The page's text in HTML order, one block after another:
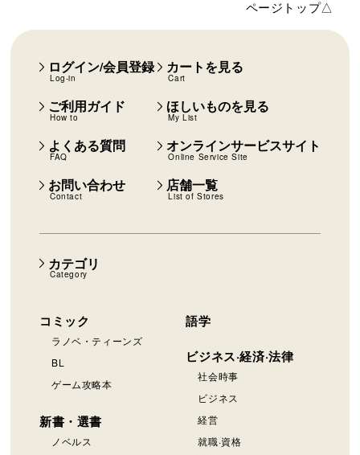
ページトップ△
カテゴリ
Category
コミック
ラノベ・ティーンズ
BL
ゲーム攻略本
新書・選書
ノベルス
語学
ビジネス·経済·法律
社会時事
ビジネス
経営
就職·資格
ログイン/会員登録
Log-in
カートを見る
Cart
ご利用ガイド
How to
ほしいものを見る
My List
よくある質問
FAQ
オンラインサービスサイト
Online Service Site
お問い合わせ
Contact
店舗一覧
List of Stores